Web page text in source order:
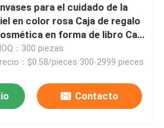
para el cuidado de la
en color rosa Caja de regalo
en forma de libro Caja
papel magnético para el
de la piel Botellas
：300 piezas
：$0.58/pieces 300-2999 pieces
Contacto